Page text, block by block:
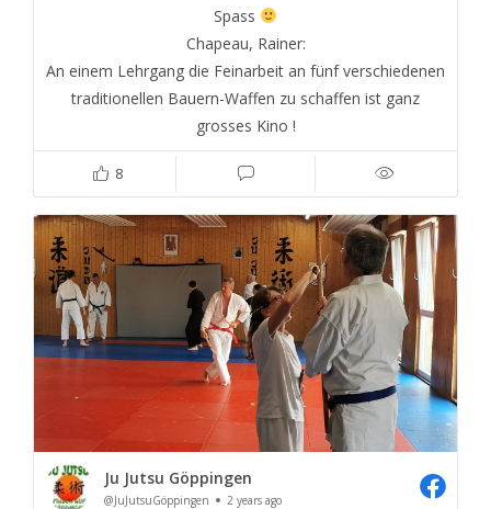
Spass
Chapeau, Rainer:
An einem Lehrgang die Feinarbeit an fünf verschiedenen
traditionellen Bauern-Waffen zu schaffen ist ganz
grosses Kino !
8
Ju Jutsu Göppingen
@JuJutsuGöppingen 2 years ago